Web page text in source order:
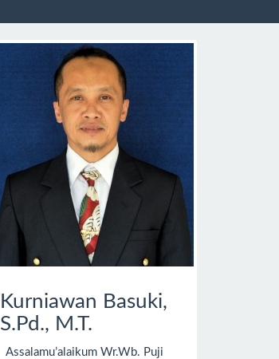
Kurniawan Basuki,
S.Pd., M.T.
Assalamu’alaikum Wr.Wb. Puji